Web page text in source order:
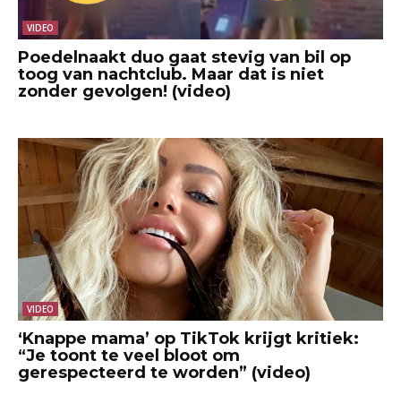
VIDEO
Poedelnaakt duo gaat stevig van bil op
toog van nachtclub. Maar dat is niet
zonder gevolgen! (video)
VIDEO
‘Knappe mama’ op TikTok krijgt kritiek:
“Je toont te veel bloot om
gerespecteerd te worden” (video)